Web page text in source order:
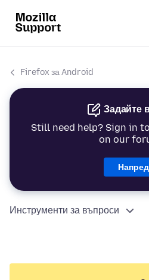
Firefox за Android
Задайте
Still need help? Sign in
on our
Напред
Инструменти за въпроси